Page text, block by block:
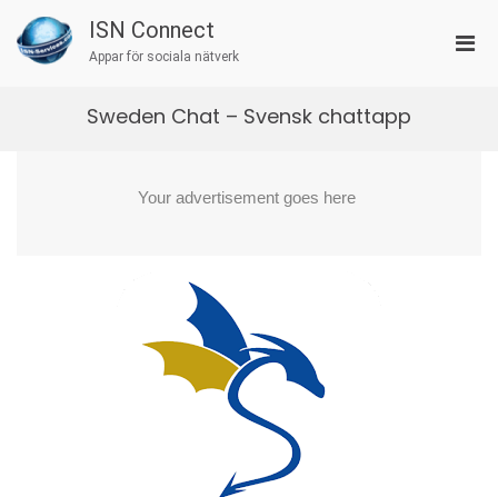
content
ISN Connect
Appar för sociala nätverk
Sweden Chat – Svensk chattapp